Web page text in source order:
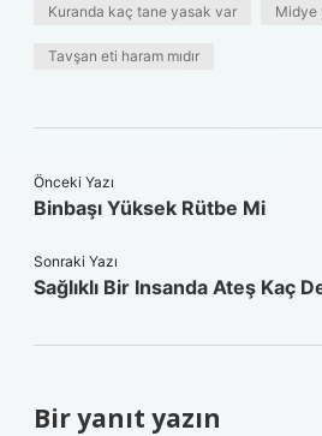
Kuranda kaç tane yasak var Midye
Tavşan eti haram mıdır
Önceki Yazı
Binbaşı Yüksek Rütbe Mi
Sonraki Yazı
Sağlıklı Bir Insanda Ateş Kaç
Bir yanıt yazın